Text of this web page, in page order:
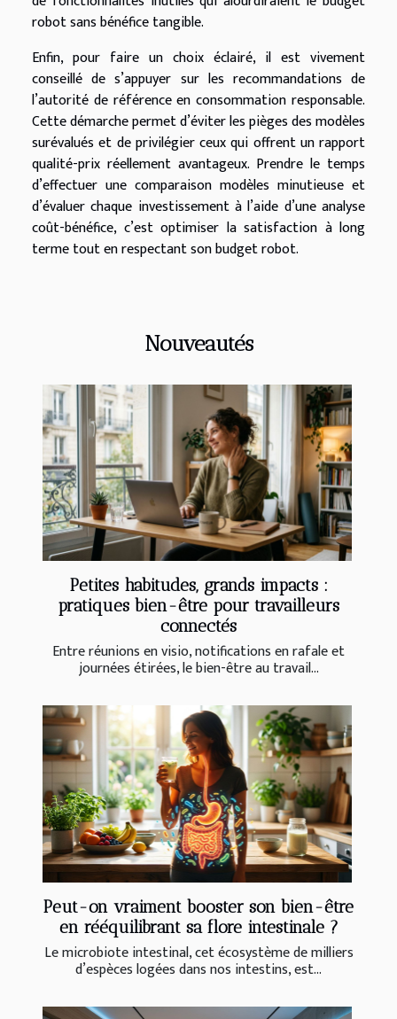
robot sans bénéfice tangible.
Enfin, pour faire un choix éclairé, il est vivement
conseillé de s’appuyer sur les recommandations de
l’autorité de référence en consommation responsable.
Cette démarche permet d’éviter les pièges des modèles
surévalués et de privilégier ceux qui offrent un rapport
qualité-prix réellement avantageux. Prendre le temps
d’effectuer une comparaison modèles minutieuse et
d’évaluer chaque investissement à l’aide d’une analyse
coût-bénéfice, c’est optimiser la satisfaction à long
terme tout en respectant son budget robot.
Nouveautés
Petites habitudes, grands impacts :
pratiques bien-être pour travailleurs
connectés
Entre réunions en visio, notifications en rafale et
journées étirées, le bien-être au travail...
Peut-on vraiment booster son bien-être
en rééquilibrant sa flore intestinale ?
Le microbiote intestinal, cet écosystème de milliers
d’espèces logées dans nos intestins, est...